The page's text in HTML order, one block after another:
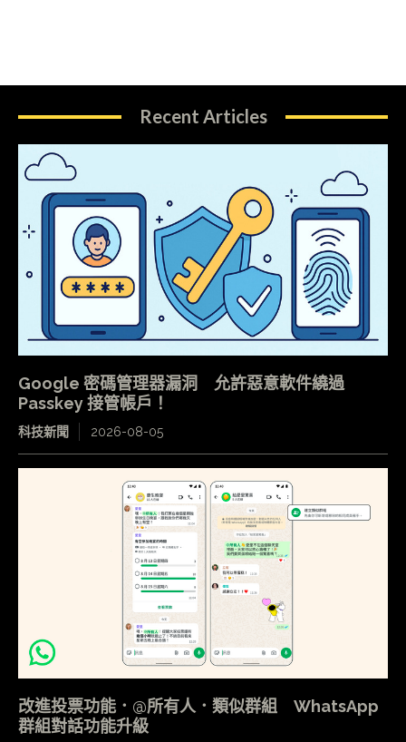
Recent Articles
Google 密碼管理器漏洞 允許惡意軟件繞過
Passkey 接管帳戶！
科技新聞 2026-08-05
改進投票功能．@所有人．類似群組 WhatsApp
群組對話功能升級